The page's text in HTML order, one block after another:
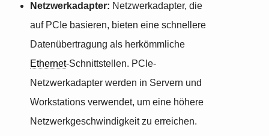
Netzwerkadapter: Netzwerkadapter, die
auf PCIe basieren, bieten eine schnellere
Datenübertragung als herkömmliche
Ethernet-Schnittstellen. PCIe-
Netzwerkadapter werden in Servern und
Workstations verwendet, um eine höhere
Netzwerkgeschwindigkeit zu erreichen.